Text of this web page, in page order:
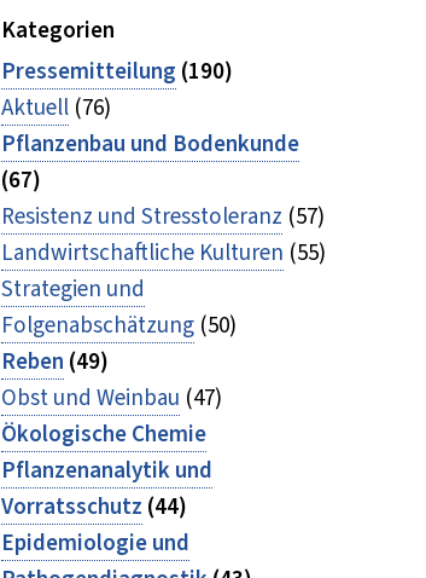
Kategorien
Pressemitteilung (190)
Aktuell (76)
Pflanzenbau und Bodenkunde
(67)
Resistenz und Stresstoleranz (57)
Landwirtschaftliche Kulturen (55)
Strategien und
Folgenabschätzung (50)
Reben (49)
Obst und Weinbau (47)
Ökologische Chemie
Pflanzenanalytik und
Vorratsschutz (44)
Epidemiologie und